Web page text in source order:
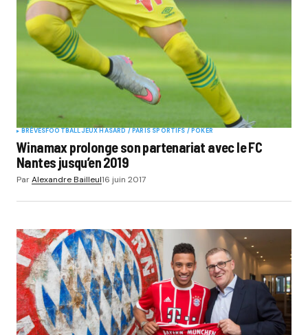
BRÈVESFOOTBALLJEUX HASARD / PARIS SPORTIFS / POKER
Winamax prolonge son partenariat avec le FC
Nantes jusqu’en 2019
ParAlexandre Bailleul16 juin 2017